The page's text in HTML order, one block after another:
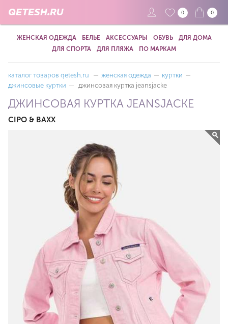
QETESH.RU 0 0
ЖЕНСКАЯ ОДЕЖДА БЕЛЬЕ АКСЕССУАРЫ ОБУВЬ
ДЛЯ ДОМА
ДЛЯ СПОРТА
ДЛЯ ПЛЯЖА ПО МАРКАМ
каталог товаров qetesh.ru — женская одежда — куртки —
джинсовые куртки — джинсовая куртка jeansjacke
ДЖИНСОВАЯ КУРТКА JEANSJACKE
CIPO & BAXX